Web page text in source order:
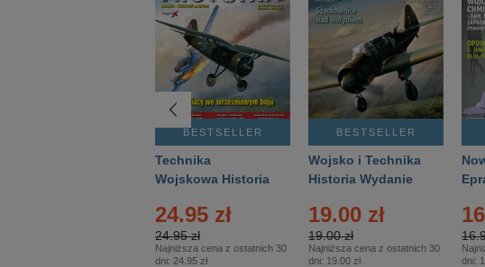
BESTSELLER
Technika
Wojskowa Historia
24.95 zł
24.95 zł
Najniższa cena z ostatnich 30
dni: 24.95 zł
BESTSELLER
Wojsko i Technika
Historia Wydanie
– 2/2026
19.00 zł
19.00 zł
Najniższa cena z ostatnich 30
dni: 19.00 zł
dni: